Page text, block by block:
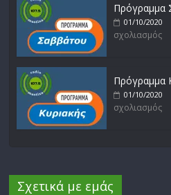
Πρόγραμμα
01/10/2020
σχολιασμός
Πρόγραμμα
01/10/2020
σχολιασμός
Σχετικά με εμάς